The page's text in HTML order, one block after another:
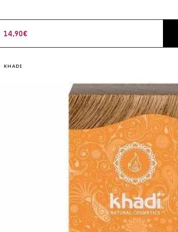
14,90€
KHADI